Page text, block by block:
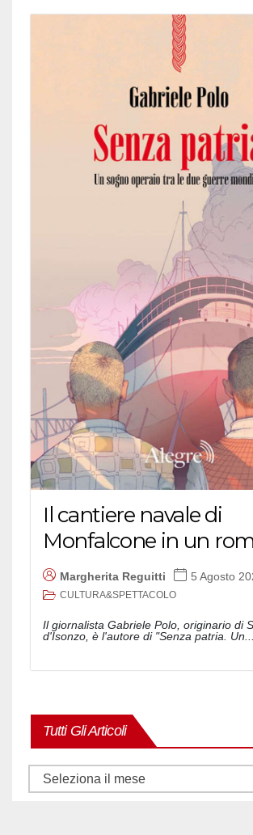
Il cantiere navale di
Monfalcone in un
Margherita Reguitti 5 Agosto
CULTURA&SPETTACOLO
Il giornalista Gabriele Polo, originario di
d'Isonzo, è l'autore di "Senza patria. Un...
Tutti Gli Articoli
Tutti